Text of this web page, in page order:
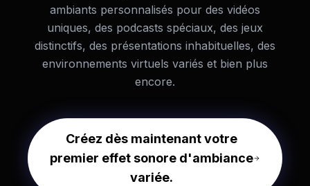
ambiants personnalisés pour des vidéos
uniques, des podcasts spéciaux, des jeux
distinctifs, des présentations inhabituelles, des
environnements virtuels variés et bien plus
encore.
Créez dès maintenant votre
premier effet sonore d'ambiance
variée.